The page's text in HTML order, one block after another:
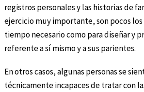
registros personales y las historias de
ejercicio muy importante, son pocos
tiempo necesario como para diseñar y
referente a sí mismo y a sus parientes.
En otros casos, algunas personas se
técnicamente incapaces de tratar con